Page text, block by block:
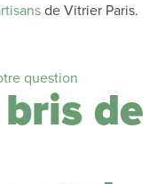
de Vitrier Paris.
question
de